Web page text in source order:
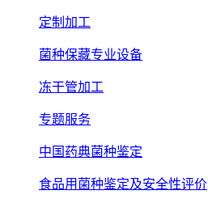
定制加工
菌种保藏专业设备
冻干管加工
专题服务
中国药典菌种鉴定
食品用菌种鉴定及安全性评价